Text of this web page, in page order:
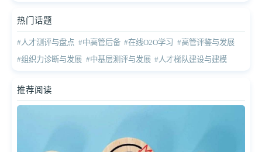
热门话题
#人才测评与盘点 #中高管后备 #在线O2O学习 #高管评鉴与发展
#组织力诊断与发展 #中基层测评与发展 #人才梯队建设与建模
推荐阅读